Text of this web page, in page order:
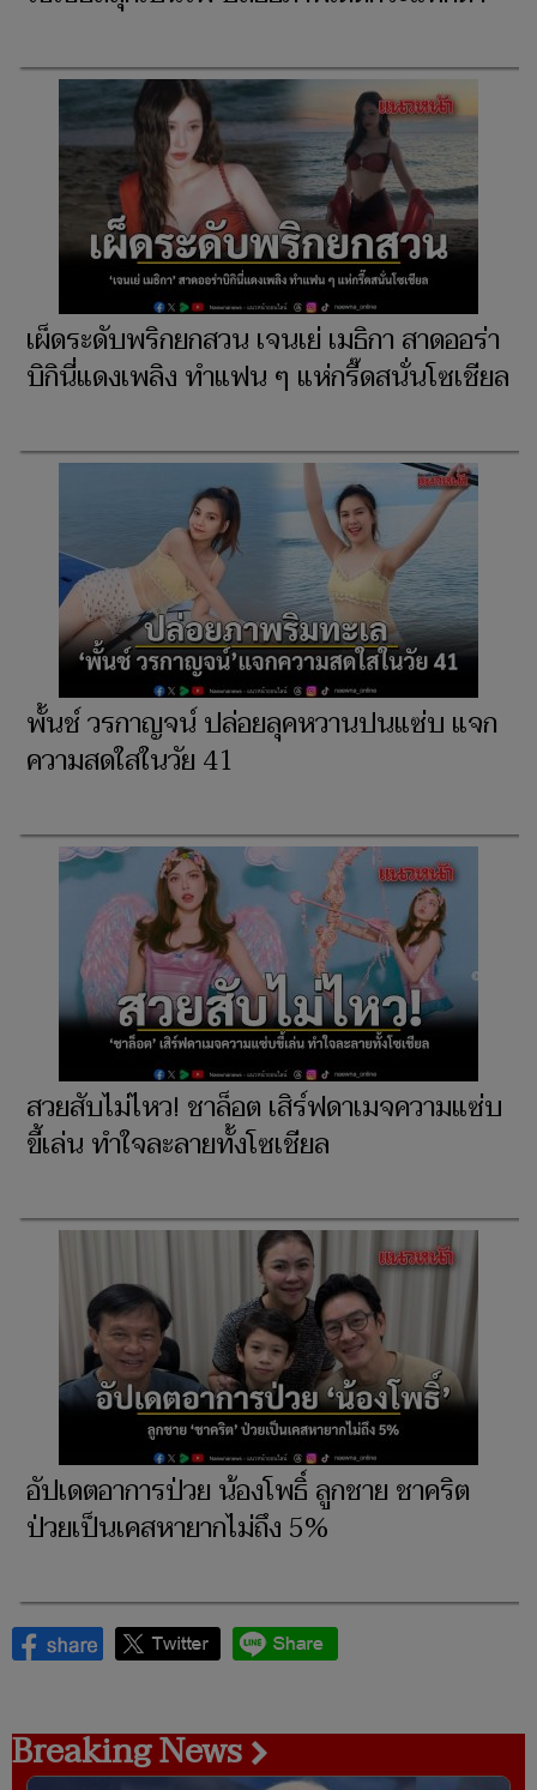
เผ็ดระดับพริกยกสวน เจนเย่ เมธิกา สาดออร่า
บิกินี่แดงเพลิง ทำแฟน ๆ แห่กรี๊ดสนั่นโซเชียล
พั้นช์ วรกาญจน์ ปล่อยลุคหวานปนแซ่บ แจก
ความสดใสในวัย 41
สวยสับไม่ไหว! ชาล็อต เสิร์ฟดาเมจความแซ่บ
ขี้เล่น ทำใจละลายทั้งโซเชียล
อัปเดตอาการป่วย น้องโพธิ์ ลูกชาย ชาคริต
ป่วยเป็นเคสหายากไม่ถึง 5%
Breaking News